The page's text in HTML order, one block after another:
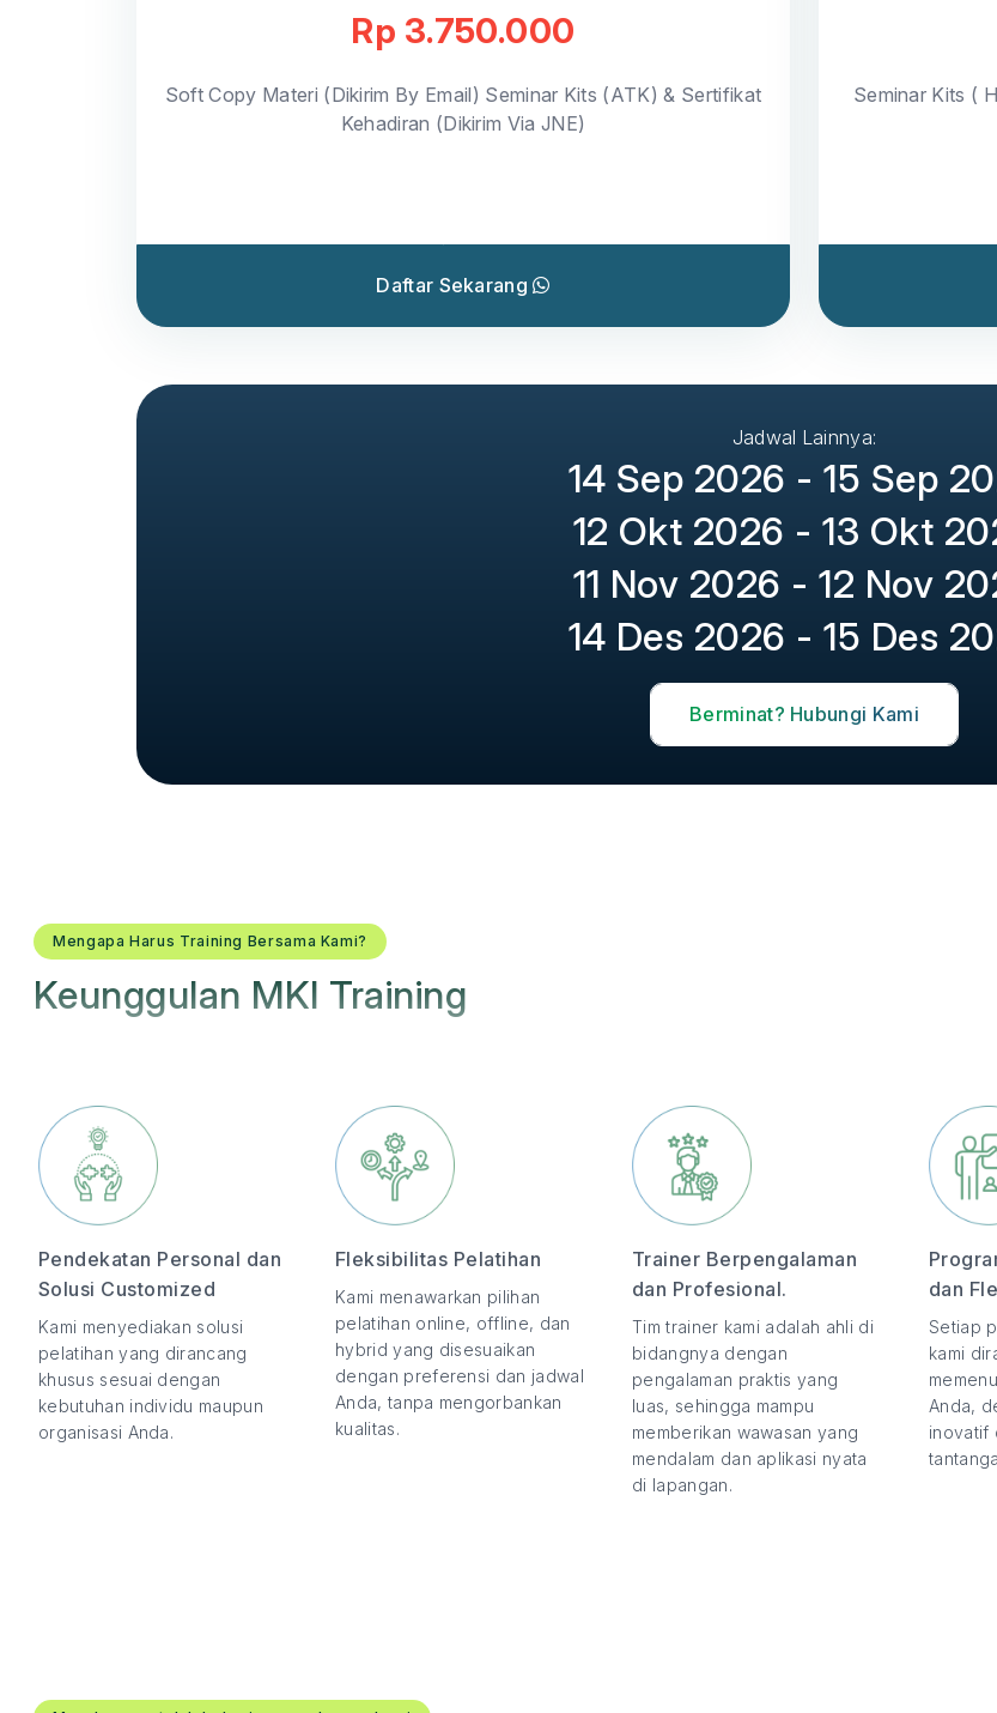
Rp 3.750.000
Soft Copy Materi (Dikirim By Email) Seminar Kits (ATK) & Sertifikat
Kehadiran (Dikirim Via JNE)
Daftar Sekarang
Seminar Kits (
Jadwal Lainnya:
14 Sep 2026 - 15 Sep
12 Okt 2026 - 13 Okt
11 Nov 2026 - 12 Nov
14 Des 2026 - 15 Des
Berminat? Hubungi Kami
Mengapa Harus Training Bersama Kami?
Keunggulan MKI Training
Pendekatan Personal dan
Solusi Customized
Kami menyediakan solusi
pelatihan yang dirancang
khusus sesuai dengan
kebutuhan individu maupun
organisasi Anda.
Fleksibilitas Pelatihan
Kami menawarkan pilihan
pelatihan online, offline, dan
hybrid yang disesuaikan
dengan preferensi dan jadwal
Anda, tanpa mengorbankan
kualitas.
Trainer Berpengalaman
dan Profesional.
Tim trainer kami adalah ahli di
bidangnya dengan
pengalaman praktis yang
luas, sehingga mampu
memberikan wawasan yang
mendalam dan aplikasi nyata
di lapangan.
dan
Setiap
kami
Anda,
inovatif